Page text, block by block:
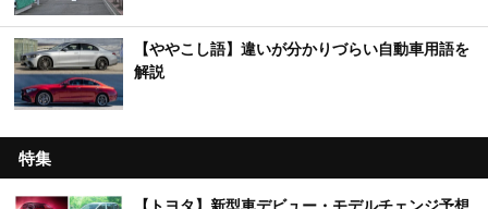
【ややこし語】違いが分かりづらい自動車用語を
解説
特集